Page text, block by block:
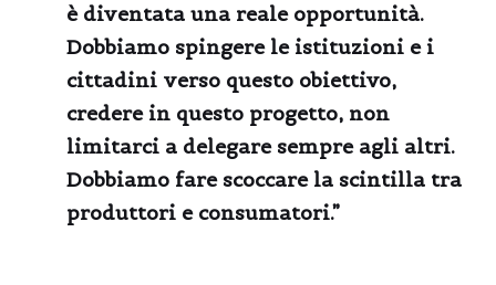
è diventata una reale opportunità.
Dobbiamo spingere le istituzioni e i
cittadini verso questo obiettivo,
credere in questo progetto, non
limitarci a delegare sempre agli altri.
Dobbiamo fare scoccare la scintilla tra
produttori e consumatori.”